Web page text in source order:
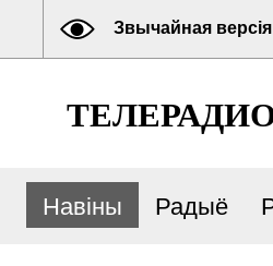
Звычайная версія
Навіны Радыё